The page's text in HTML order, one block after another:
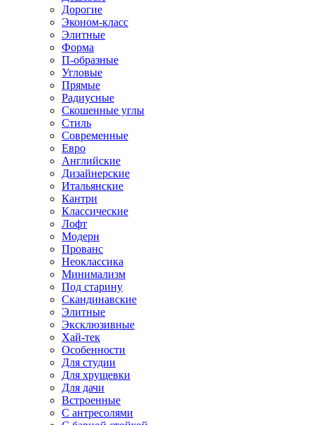
Дорогие
Эконом-класс
Элитные
Форма
П-образные
Угловые
Прямые
Радиусные
Скошенные углы
Стиль
Современные
Евро
Английские
Дизайнерские
Итальянские
Кантри
Классические
Лофт
Модерн
Прованс
Неоклассика
Минимализм
Под старину
Скандинавские
Элитные
Эксклюзивные
Хай-тек
Особенности
Для студии
Для хрущевки
Для дачи
Встроенные
С антресолями